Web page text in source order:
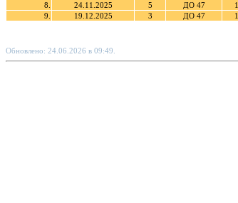
8.
24.11.2025 5 ДО 47 1
9.
19.12.2025 3 ДО 47 1
Обновлено: 24.06.2026 в 09:49.